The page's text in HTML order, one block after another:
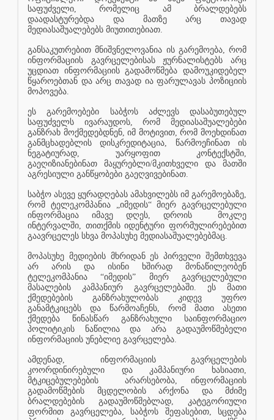
საფუძველი, რომელიც ამ ბრალდებებს
დაადასტურებდა და მათზე არც თავად
მედიასაშუალებებს მიუთითებიათ.
განსაკუთრებით მნიშვნელოვანია ის გარემოება, რომ
ინფორმაციის გავრცელებისას ჟურნალისტებს არც
უცდიათ ინფორმაციის გადამოწმება დამოუკიდებელ
წყაროებთან და არც თავად ია ფარულავას პოზიციის
მოპოვება.
ეს გარემოებები საბჭოს აძლევს დასაბუთებულ
საფუძველს ივარაუდოს, რომ მედიასაშუალებები
განზრახ მოქმედებდნენ, იმ მოტივით, რომ მოეხდინათ
განმცხადებლის დისკრედიტაცია, წარმოეჩინათ ის
ნეგატიურად, უარყოფით კონტექსტში,
გაეღიზიანებინათ მაყურებლი/მკითხველი და მათში
აგრესიული განწყობები გაეღვივებინათ.
საბჭო ასევე ყურადღებას ამახვილებს იმ გარემოებაზე,
რომ ტელეკომპანია „იმედის“ მიერ გავრცელებული
ინფორმაცია იმავე დღეს, დროის
მოკლე
ინტერვალში, თითქმის იდენტური ფორმულირებებით
გაავრცელეს სხვა მოპასუხე მედიასაშუალებებმაც.
მოპასუხე მედიების მხრიდან ეს პირველი შემთხვევა
არ არის და ისინი ხშირად მონაწილეობენ
ტელეკომპანია “იმედის” მიერ გავრცელებული
მასალების კამპანიურ გავრცელებაში. ეს მათი
ქმედებების განზრახულობას კიდევ უფრო
განამტკიცებს და წარმოაჩენს, რომ მათი ასეთი
ქმედება წინასწარ განზრახული საინფორმაციო
პოლიტიკის ნაწილია და არა გადაუმოწმებელი
ინფორმაციის უნებლიე გავრცელება.
ამდენად, ინფორმაციის გავრცელების
კოორდინირებული და კამპანიური ხასიათი,
მტკიცებულებების
არარსებობა, ინფორმაციის
გადამოწმების მცდელობის არქონა და მძიმე
ბრალდებების გადაუმოწმებლად, კატეგორიული
ფორმით გავრცელება, საბჭოს შეფასებით, სცდება